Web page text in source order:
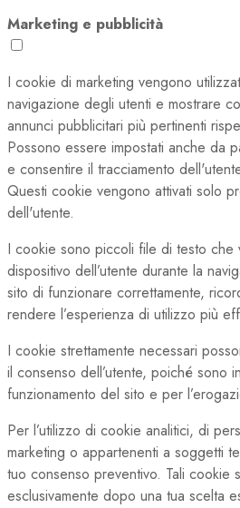
Marketing e pubblicità
I cookie di marketing vengono
navigazione degli utenti e mostrare
annunci pubblicitari più pertinenti
Possono essere impostati anche da
e consentire il tracciamento
Questi cookie vengono attivati solo
dell'utente.
I cookie sono piccoli file di testo che
dispositivo dell’utente durante la
sito di funzionare correttamente,
rendere l’esperienza di utilizzo più
I cookie strettamente necessari
il consenso dell’utente, poiché sono
funzionamento del sito e per
Per l’utilizzo di cookie analitici, di
marketing o appartenenti a soggetti
tuo consenso preventivo. Tali cookie
esclusivamente dopo una tua scelta